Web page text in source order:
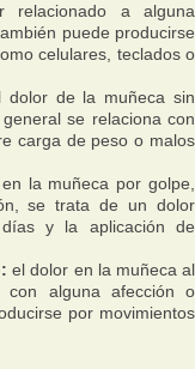
relacionado a alguna
puede producirse
celulares, teclados o
dolor de la muñeca sin
se relaciona con
carga de peso o malos
la muñeca por golpe,
se trata de un dolor
y la aplicación de
el dolor en la muñeca al
con alguna afección o
por movimientos